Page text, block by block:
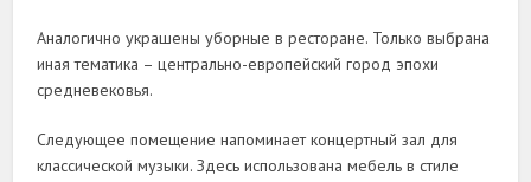
Аналогично украшены уборные в ресторане. Только выбрана
иная тематика – центрально-европейский город эпохи
средневековья.
Следующее помещение напоминает концертный зал для
классической музыки. Здесь использована мебель в стиле